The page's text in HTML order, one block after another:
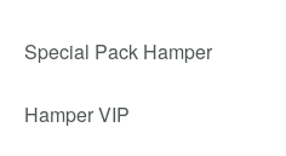
Special Pack Hamper
Hamper VIP